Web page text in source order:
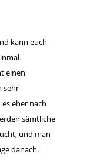
kann euch
einen
sehr
eher nach
sämtliche
und man
danach.